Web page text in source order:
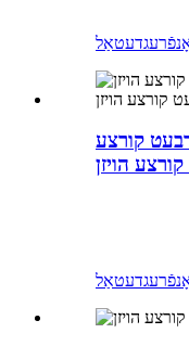
דעטאַל
קורצע
הויזן
דעטאַל